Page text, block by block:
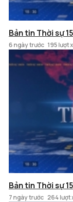
Bản tin Thời sự
6 ngày trước 195 lượt
Bản tin Thời sự
7 ngày trước 264 lượt